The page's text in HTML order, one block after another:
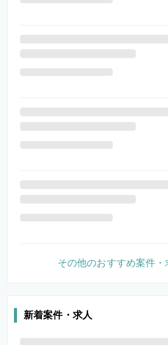
その他のおすすめ案件・
新着案件・求人